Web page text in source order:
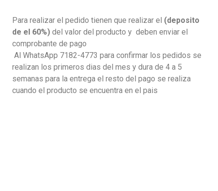
Para realizar el pedido tienen que realizar el (deposito
de el 60%) del valor del producto y deben enviar el
comprobante de pago
Al WhatsApp 7182-4773 para confirmar los pedidos se
realizan los primeros dias del mes y dura de 4 a 5
semanas para la entrega el resto del pago se realiza
cuando el producto se encuentra en el pais